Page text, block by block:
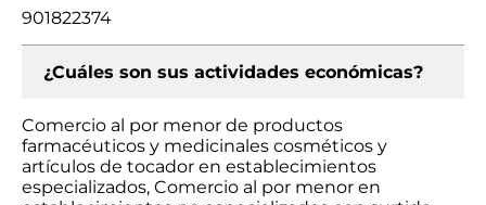
901822374
¿Cuáles son sus actividades económicas?
Comercio al por menor de productos
farmacéuticos y medicinales cosméticos y
artículos de tocador en establecimientos
especializados, Comercio al por menor en